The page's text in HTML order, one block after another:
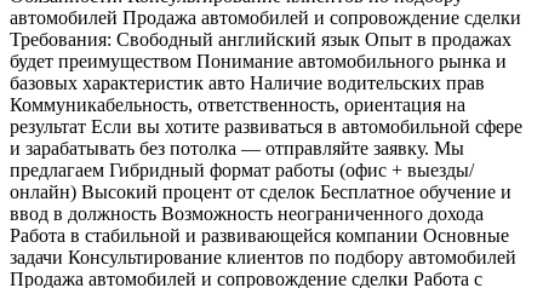
автомобилей Продажа автомобилей и сопровождение сделки
Требования: Свободный английский язык Опыт в продажах
будет преимуществом Понимание автомобильного рынка и
базовых характеристик авто Наличие водительских прав
Коммуникабельность, ответственность, ориентация на
результат Если вы хотите развиваться в автомобильной сфере
и зарабатывать без потолка — отправляйте заявку. Мы
предлагаем Гибридный формат работы (офис + выезды/
онлайн) Высокий процент от сделок Бесплатное обучение и
ввод в должность Возможность неограниченного дохода
Работа в стабильной и развивающейся компании Основные
задачи Консультирование клиентов по подбору автомобилей
Продажа автомобилей и сопровождение сделки Работа с